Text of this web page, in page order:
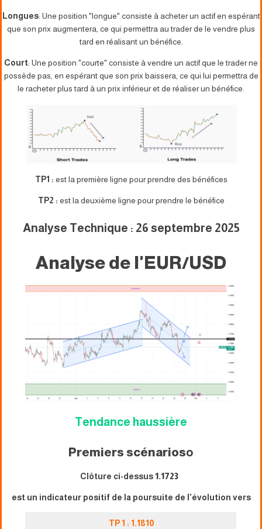
Longues: Une position "longue" consiste à acheter un actif en espérant
que son prix augmentera, ce qui permettra au trader de le vendre plus
tard en réalisant un bénéfice.
Court: Une position "courte" consiste à vendre un actif que le trader ne
possède pas, en espérant que son prix baissera, ce qui lui permettra de
le racheter plus tard à un prix inférieur et de réaliser un bénéfice.
TP1 : est la première ligne pour prendre des bénéfices
TP2 : est la deuxième ligne pour prendre le bénéfice
Analyse Technique : 26 septembre 2025
Analyse de l'EUR/USD
Tendance haussière
Premiers scénarioso
Clôture ci-dessus1.1723
est un indicateur positif de la poursuite de l'évolution vers
TP 1 : 1.1810